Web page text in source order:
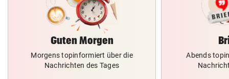
Guten Morgen
Morgens topinformiert über die
Nachrichten des Tages
Abends